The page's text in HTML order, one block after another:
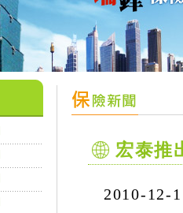
宏泰推
2010-12-